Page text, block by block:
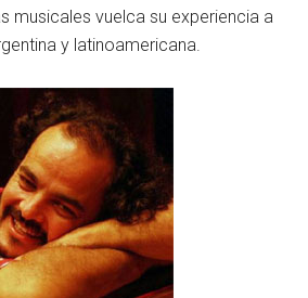
musicales vuelca su experiencia a
y latinoamericana.